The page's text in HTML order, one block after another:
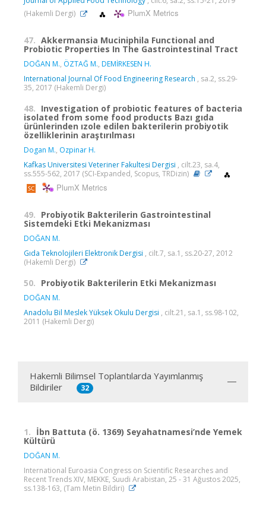
(Hakemli Dergi)
PlumX Metrics
47. Akkermansia Muciniphila Functional and
Probiotic Properties In The Gastrointestinal Tract
DOĞAN M., ÖZTAĞ M., DEMİRKESEN H.
International Journal Of Food Engineering Research , sa.2, ss.29-
35, 2017 (Hakemli Dergi)
48. Investigation of probiotic features of bacteria
isolated from some food products Bazı gıda
ürünlerinden ızole edilen bakterilerin probiyotik
özelliklerinin araştırılması
Dogan M., Ozpinar H.
Kafkas Universitesi Veteriner Fakultesi Dergisi , cilt.23, sa.4,
ss.555-562, 2017 (SCI-Expanded, Scopus, TRDizin)
PlumX Metrics
49. Probiyotik Bakterilerin Gastrointestinal
Sistemdeki Etki Mekanizması
DOĞAN M.
Gıda Teknolojileri Elektronik Dergisi , cilt.7, sa.1, ss.20-27, 2012
(Hakemli Dergi)
50. Probiyotik Bakterilerin Etki Mekanizması
DOĞAN M.
Anadolu Bil Meslek Yüksek Okulu Dergisi , cilt.21, sa.1, ss.98-102,
2011 (Hakemli Dergi)
Hakemli Bilimsel Toplantılarda Yayımlanmış
Bildiriler
32
1. İbn Battuta (ö. 1369) Seyahatnamesi’nde Yemek
Kültürü
DOĞAN M.
International Euroasia Congress on Scientific Researches and
Recent Trends XIV, MEKKE, Suudi Arabistan, 25 - 31 Ağustos 2025,
ss.138-163, (Tam Metin Bildiri)